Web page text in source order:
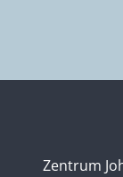
Zentrum